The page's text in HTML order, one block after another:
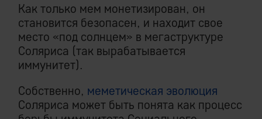
Как только мем монетизирован, он
становится безопасен, и находит свое
место «под солнцем» в мегаструктуре
Соляриса (так вырабатывается
иммунитет).
Собственно, меметическая эволюция
Соляриса может быть понята как процесс